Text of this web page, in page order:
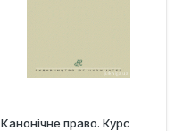
Канонічне право. Курс